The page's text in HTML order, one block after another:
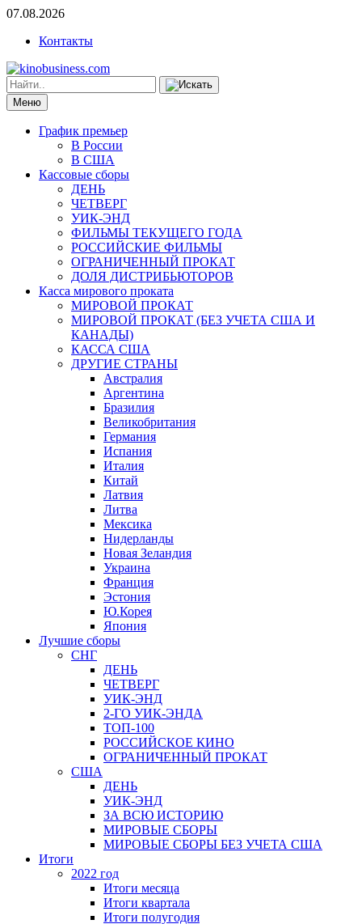
07.08.2026
Контакты
Меню
График премьер
В России
В США
Кассовые сборы
ДЕНЬ
ЧЕТВЕРГ
УИК-ЭНД
ФИЛЬМЫ ТЕКУЩЕГО ГОДА
РОССИЙСКИЕ ФИЛЬМЫ
ОГРАНИЧЕННЫЙ ПРОКАТ
ДОЛЯ ДИСТРИБЬЮТОРОВ
Касса мирового проката
МИРОВОЙ ПРОКАТ
МИРОВОЙ ПРОКАТ (БЕЗ УЧЕТА США И
КАНАДЫ)
КАССА США
ДРУГИЕ СТРАНЫ
Австралия
Аргентина
Бразилия
Великобритания
Германия
Испания
Италия
Китай
Латвия
Литва
Мексика
Нидерланды
Новая Зеландия
Украина
Франция
Эстония
Ю.Корея
Япония
Лучшие сборы
СНГ
ДЕНЬ
ЧЕТВЕРГ
УИК-ЭНД
2-ГО УИК-ЭНДА
ТОП-100
РОССИЙСКОЕ КИНО
ОГРАНИЧЕННЫЙ ПРОКАТ
США
ДЕНЬ
УИК-ЭНД
ЗА ВСЮ ИСТОРИЮ
МИРОВЫЕ СБОРЫ
МИРОВЫЕ СБОРЫ БЕЗ УЧЕТА США
Итоги
2022 год
Итоги месяца
Итоги квартала
Итоги полугодия